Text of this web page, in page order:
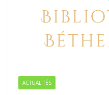
ACTUALITÉS